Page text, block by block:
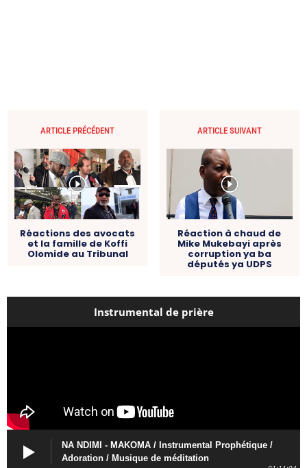
ARTICLE PRÉCÉDENT
Réactions des avocats
et la famille de Koffi
Olomide au Tribunal
ARTICLE SUIVANT
Réaction à chaud de
Mike Mukebayi après
corruption ya ba
députés ya UDPS
Instrumental de prière
NA NDIMI - MAKOMA / Instrumental Prophétique /
Adoration / Musique de méditation